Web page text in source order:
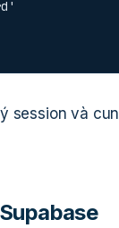
session và